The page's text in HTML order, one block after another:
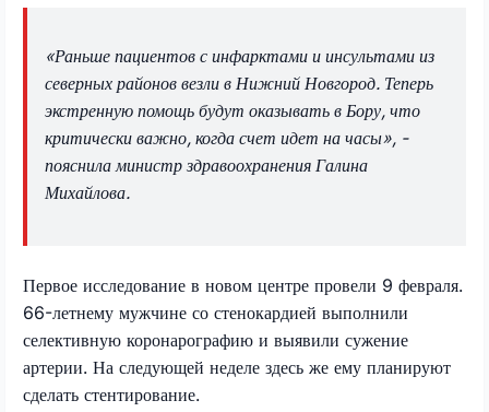
«Раньше пациентов с инфарктами и инсультами из
северных районов везли в Нижний Новгород. Теперь
экстренную помощь будут оказывать в Бору, что
критически важно, когда счет идет на часы», -
пояснила министр здравоохранения Галина
Михайлова.
Первое исследование в новом центре провели 9 февраля.
66-летнему мужчине со стенокардией выполнили
селективную коронарографию и выявили сужение
артерии. На следующей неделе здесь же ему планируют
сделать стентирование.